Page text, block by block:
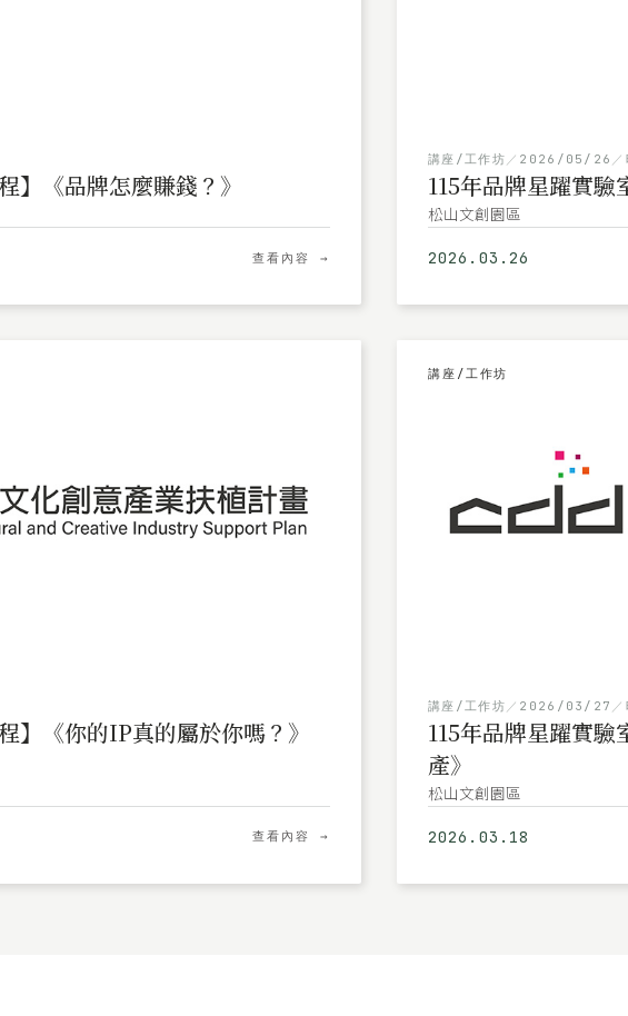
】《品牌怎麼賺錢？》
查看內容 →
講座/工作坊 ／ 2026/05/26 ／
115年品牌星躍實
松山文創園區
2026.03.26
】《你的IP真的屬於你嗎？》
查看內容 →
講座/工作坊
講座/工作坊 ／ 2026/03/27 ／
115年品牌星躍實
產》
松山文創園區
2026.03.18